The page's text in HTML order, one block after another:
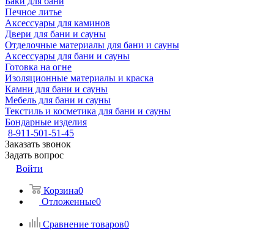
Печное литье
Аксессуары для каминов
Двери для бани и сауны
Отделочные материалы для бани и сауны
Аксессуары для бани и сауны
Готовка на огне
Изоляционные материалы и краска
Камни для бани и сауны
Мебель для бани и сауны
Текстиль и косметика для бани и сауны
Бондарные изделия
8-911-501-51-45
Заказать звонок
Задать вопрос
Войти
Корзина0
Отложенные0
Сравнение товаров0